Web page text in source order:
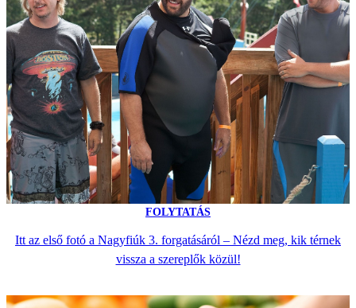
FOLYTATÁS
Itt az első fotó a Nagyfiúk 3. forgatásáról – Nézd meg, kik térnek
vissza a szereplők közül!